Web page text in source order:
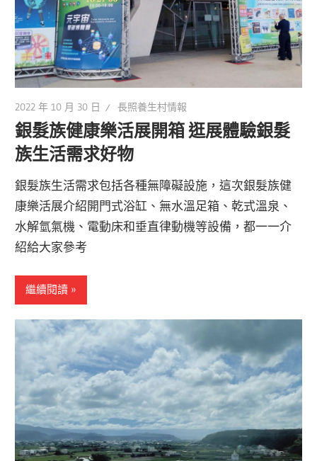
2022 年 10 月 30 日 長照養生村情報
銀髮族健康樂活展開箱 逛展體驗銀髮
族生活需求好物
銀髮族生活需求包括各種無障礙設施，這次銀髮族健
康樂活展介紹開門式浴缸、無水溫足箱、乾式溫泉、
水解氫氣機、電動床和垂直律動機等設備，都一一介
紹給大家參考
繼續閱讀